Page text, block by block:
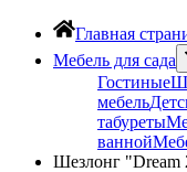
Главная
Мебель для сада
Гостиные
мебель
табуреты
ванной
Шезлонг "Dream